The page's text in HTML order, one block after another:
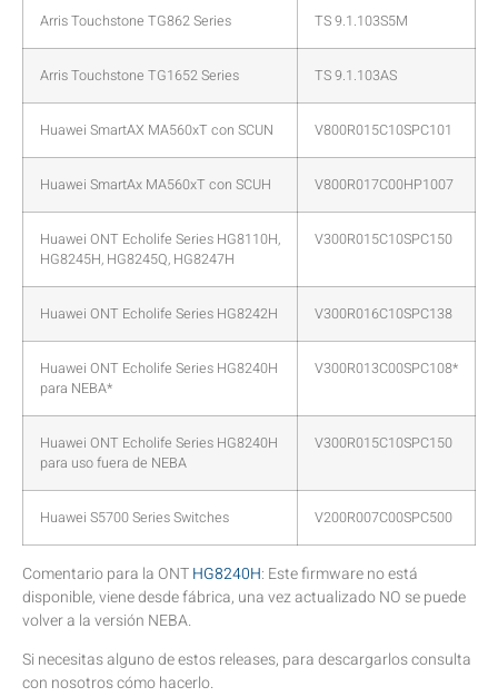
Arris Touchstone TG862 Series TS 9.1.103S5M
Arris Touchstone TG1652 Series TS 9.1.103AS
Huawei SmartAX MA560xT con SCUN V800R015C10SPC101
Huawei SmartAx MA560xT con SCUH V800R017C00HP1007
Huawei ONT Echolife Series HG8110H,
HG8245H, HG8245Q, HG8247H
V300R015C10SPC150
Huawei ONT Echolife Series HG8242H V300R016C10SPC138
Huawei ONT Echolife Series HG8240H
para NEBA*
V300R013C00SPC108*
Huawei ONT Echolife Series HG8240H
para uso fuera de NEBA
V300R015C10SPC150
Huawei S5700 Series Switches V200R007C00SPC500
Comentario para la ONTHG8240H: Este firmware no está
disponible, viene desde fábrica, una vez actualizado NO se puede
volver a la versión NEBA.
Si necesitas alguno de estos releases, para descargarlos consulta
con nosotros cómo hacerlo.